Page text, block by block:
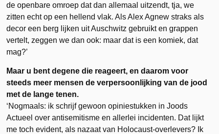
de openbare omroep dat dan allemaal uitzendt, tja, we
zitten echt op een hellend vlak. Als Alex Agnew straks als
decor een berg lijken uit Auschwitz gebruikt en grappen
vertelt, zeggen we dan ook: maar dat is een komiek, dat
mag?’
Maar u bent degene die reageert, en daarom voor
steeds meer mensen de verpersoonlijking van de jood
met de lange tenen.
‘Nogmaals: ik schrijf gewoon opiniestukken in Joods
Actueel over antisemitisme en allerlei incidenten. Dat lijkt
me toch evident, als nazaat van Holocaust-overlevers? Ik